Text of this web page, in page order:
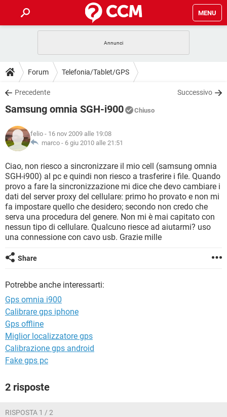
MENU
INTRATTENIMENTO ANDROID
iOS
INSTAGRAM WHATSAPP
TIKTOK
HARDWARE
GUIDE
COVID-19 GAMING
INSTAGRAM
TIKTOK
HARDWARE
DOWNLOAD
COVID-19 GAMING
INTRATTENIMENTO
iOS WINDOWS 10
INSTAGRAM WHATSAPP
TIKTOK FACEBOOK
HARDWARE
COVID-19
INTRATTENIMENTO
iOS WINDOWS 10
INSTAGRAM WHATSAPP
TIKTOK FACEBOOK
HARDWARE
GLOSSARIO
COVID-19 GAMING
INTRATTENIMENTO ANDROID
iOS WINDOWS 10
INSTAGRAM WHATSAPP
TIKTOK FACEBOOK
Forum Telefonia/Tablet/GPS
Precedente Successivo
Samsung omnia SGH-i900 Chiuso
felio - 16 nov 2009 alle 19:08
marco - 6 giu 2010 alle 21:51
Ciao, non riesco a sincronizzare il mio cell (samsung omnia
SGH-i900) al pc e quindi non riesco a trasferire i file. Quando
provo a fare la sincronizzazione mi dice che devo cambiare i
dati del server proxy del cellulare: primo ho provato e non mi
fa impostare quello che desidero; secondo non credo che
serva una procedura del genere. Non mi è mai capitato con
nessun tipo di cellulare. Qualcuno riesce ad aiutarmi? uso
una connessione con cavo usb. Grazie mille
Share
Potrebbe anche interessarti:
Gps omnia i900
Calibrare gps iphone
Gps offline
Miglior localizzatore gps
Calibrazione gps android
Fake gps pc
2 risposte
RISPOSTA 1 / 2